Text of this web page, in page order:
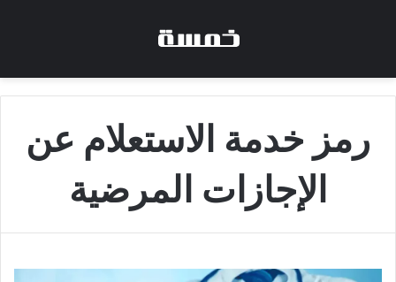
رمز خدمة الاستعلام عن
الإجازات المرضية